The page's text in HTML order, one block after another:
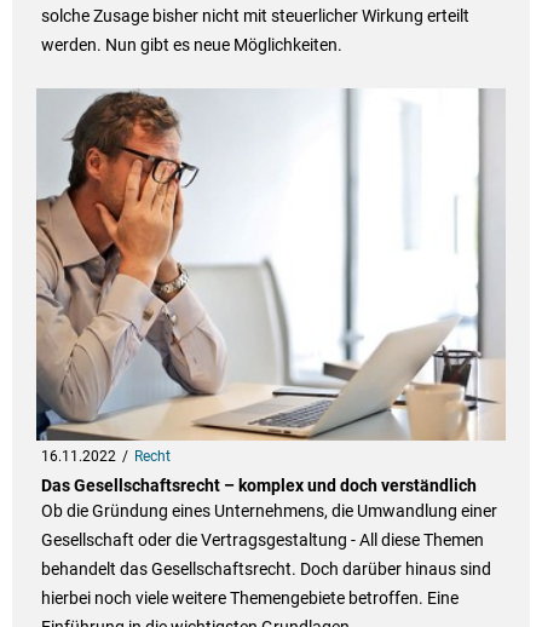
solche Zusage bisher nicht mit steuerlicher Wirkung erteilt
werden. Nun gibt es neue Möglichkeiten.
16.11.2022 Recht
Das Gesellschaftsrecht – komplex und doch verständlich
Ob die Gründung eines Unternehmens, die Umwandlung einer
Gesellschaft oder die Vertragsgestaltung - All diese Themen
behandelt das Gesellschaftsrecht. Doch darüber hinaus sind
hierbei noch viele weitere Themengebiete betroffen. Eine